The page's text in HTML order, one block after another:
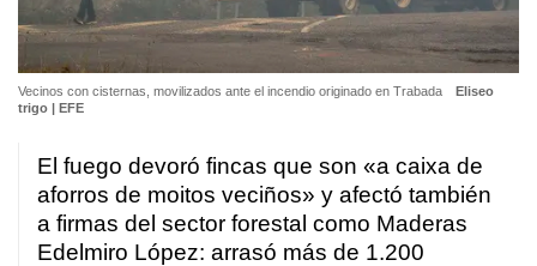
Vecinos con cisternas, movilizados ante el incendio originado en Trabada
Eliseo
trigo | EFE
El fuego devoró fincas que son «a caixa de
aforros de moitos veciños» y afectó también
a firmas del sector forestal como Maderas
Edelmiro López: arrasó más de 1.200